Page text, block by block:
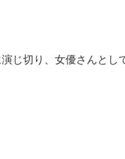
じ切り、女優さんとし